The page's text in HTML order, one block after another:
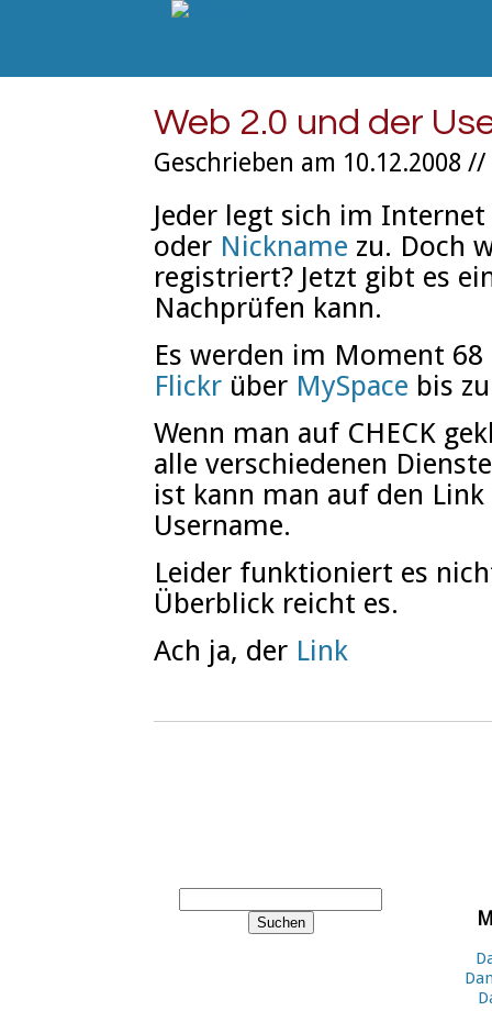
Web 2.0 und der
Geschrieben am 10.12.2008 //
Jeder legt sich im
oder Nickname zu. Doch
registriert? Jetzt gibt es
Nachprüfen kann.
Es werden im Moment
Flickr über MySpace bis
Wenn man auf CHECK
alle verschiedenen
ist kann man auf den
Username.
Leider funktioniert es
Überblick reicht es.
Ach ja, der Link